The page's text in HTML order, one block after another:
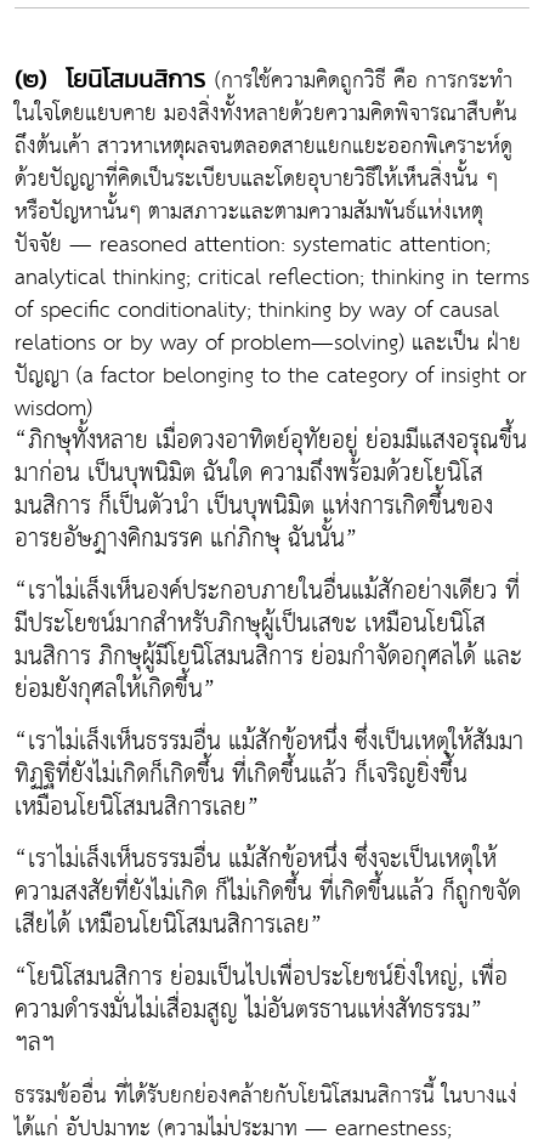
(๒) โยนิโสมนสิการ (การใช้ความคิดถูกวิธี คือ การกระทำ
ในใจโดยแยบคาย มองสิ่งทั้งหลายด้วยความคิดพิจารณาสืบค้น
ถึงต้นเค้า สาวหาเหตุผลจนตลอดสายแยกแยะออกพิเคราะห์ดู
ด้วยปัญญาที่คิดเป็นระเบียบและโดยอุบายวิธีให้เห็นสิ่งนั้น ๆ
หรือปัญหานั้นๆ ตามสภาวะและตามความสัมพันธ์แห่งเหตุ
ปัจจัย — reasoned attention: systematic attention;
analytical thinking; critical reflection; thinking in terms
of specific conditionality; thinking by way of causal
relations or by way of problem—solving) และเป็น ฝ่าย
ปัญญา (a factor belonging to the category of insight or
wisdom)
“ภิกษุทั้งหลาย เมื่อดวงอาทิตย์อุทัยอยู่ ย่อมมีแสงอรุณขึ้น
มาก่อน เป็นบุพนิมิต ฉันใด ความถึงพร้อมด้วยโยนิโส
มนสิการ ก็เป็นตัวนำ เป็นบุพนิมิต แห่งการเกิดขึ้นของ
อารยอัษฎางคิกมรรค แก่ภิกษุ ฉันนั้น”
“เราไม่เล็งเห็นองค์ประกอบภายในอื่นแม้สักอย่างเดียว ที่
มีประโยชน์มากสำหรับภิกษุผู้เป็นเสขะ เหมือนโยนิโส
มนสิการ ภิกษุผู้มีโยนิโสมนสิการ ย่อมกำจัดอกุศลได้ และ
ย่อมยังกุศลให้เกิดขึ้น”
“เราไม่เล็งเห็นธรรมอื่น แม้สักข้อหนึ่ง ซึ่งเป็นเหตุให้สัมมา
ทิฏฐิที่ยังไม่เกิดก็เกิดขึ้น ที่เกิดขึ้นแล้ว ก็เจริญยิ่งขึ้น
เหมือนโยนิโสมนสิการเลย”
“เราไม่เล็งเห็นธรรมอื่น แม้สักข้อหนึ่ง ซึ่งจะเป็นเหตุให้
ความสงสัยที่ยังไม่เกิด ก็ไม่เกิดขึ้น ที่เกิดขึ้นแล้ว ก็ถูกขจัด
เสียได้ เหมือนโยนิโสมนสิการเลย”
“โยนิโสมนสิการ ย่อมเป็นไปเพื่อประโยชน์ยิ่งใหญ่, เพื่อ
ความดำรงมั่นไม่เสื่อมสูญ ไม่อันตรธานแห่งสัทธรรม”
ฯลฯ
ธรรมข้ออื่น ที่ได้รับยกย่องคล้ายกับโยนิโสมนสิการนี้ ในบางแง่
ได้แก่ อัปปมาทะ (ความไม่ประมาท — earnestness;